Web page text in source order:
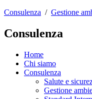
Consulenza / Gestione
Consulenza
Home
Chi siamo
Consulenza
Salute e
Gestione